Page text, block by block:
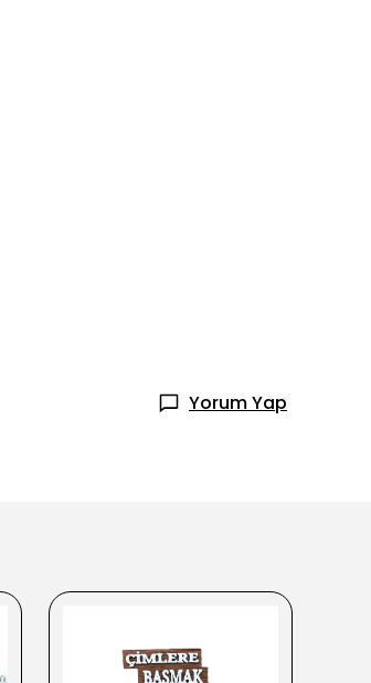
Yorum Yap